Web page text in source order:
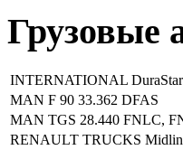
Грузовые
INTERNATIONAL
MAN F 90 33.362 DFAS
MAN TGS 28.440 FNLC,
RENAULT TRUCKS